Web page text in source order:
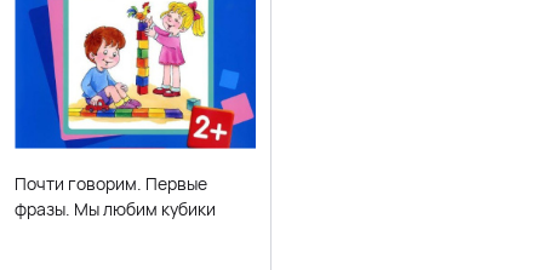
Почти говорим. Первые
фразы. Мы любим кубики